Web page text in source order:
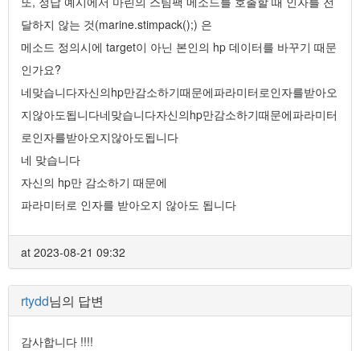
달하지 않는 것(marine.stimpack();) 은
메소드 정의시에 target이 아닌 본인의 hp 데이터를 바꾸기 때문
인가요?
네맞습니다자신의hp만감소하기때문에파라미터로인자를받아오
지않아도됩니다네맞습니다자신의hp만감소하기때문에파라미터
로인자를받아오지않아도됩니다
네 맞습니다
자신의 hp만 감소하기 때문에
파라미터로 인자를 받아오지 않아도 됩니다
at 2023-08-21 09:32
rtydd님의 답변
감사합니다 !!!!